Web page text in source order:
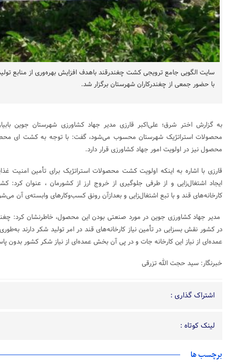
سایت الگویی جامع ترویجی کشت چغندرقند باهدف افزایش بهره‌وری از منابع
با حضور جمعی از چغندرکاران شهرستان برگزار شد.
به گزارش اختر شرق؛ علی‌اکبر قارزی مدیر جهاد کشاورزی شهرستان جوین
محصولات استراتژیک شهرستان محسوب می‌شود، گفت: با توجه به کشت ای
محصول نیز در اولویت امور جهاد کشاورزی قرار دارد.
قارزی با اشاره به اینکه اولویت کشت محصولات استراتژیک برای تأمین امنیت
ایجاد اشتغال‌زایی و از طرفی جلوگیری از خروج ارز از کشورمان ، عنوان
کارخانه‌های قند و با تبع اشتغال‌زایی و بعدازآن رونق کسب‌وکارهای وابسته‌ی آن
مدیر جهاد کشاورزی جوین در مورد صنعتی بودن این محصول، خاطرنشان کرد:
در کشور نقش بسزایی در تأمین نیاز کارخانه‌های قند در امر تولید شکر دارند
عمده‌ای از نیاز این کارخانه جات و در پی آن بخش عمده‌ای از نیاز شکر کشور بدون
خبرنگار: سید حجت الله تزرقی
اشتراک گذاری :
لینک کوتاه :
برچسب ها